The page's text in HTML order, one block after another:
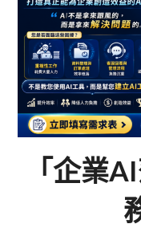
「企業